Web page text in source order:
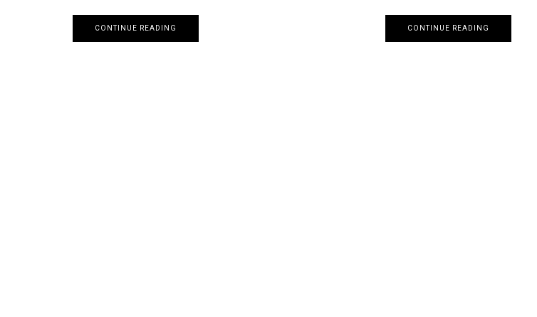
CONTINUE READING CONTINUE READING